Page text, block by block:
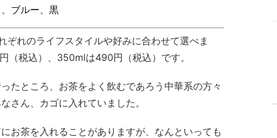
ブルー、黒
ぞれのライフスタイルや好みに合わせて選べま
（税込）、350mlは490円（税込）です。
たところ、お茶をよく飲むであろう中華系の方々
さん、カゴに入れていました。
お茶を入れることがありますが、なんといっても